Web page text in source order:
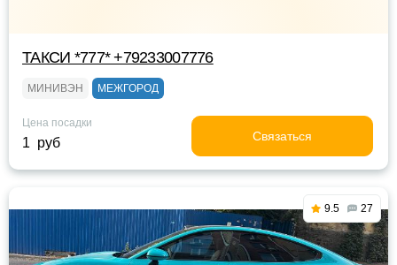
ТАКСИ *777* +79233007776
МИНИВЭН МЕЖГОРОД
Цена посадки
1 руб Связаться
9.5 27